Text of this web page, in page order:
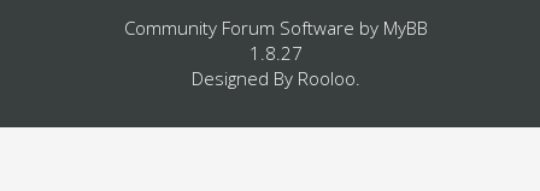
Community Forum Software by MyBB
1.8.27
Designed By Rooloo.